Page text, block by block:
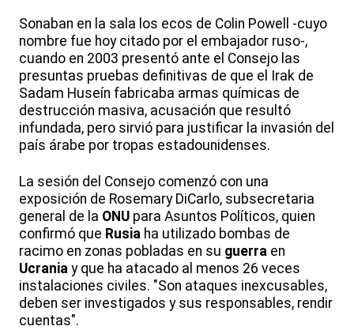
Sonaban en la sala los ecos de Colin Powell -cuyo
nombre fue hoy citado por el embajador ruso-,
cuando en 2003 presentó ante el Consejo las
presuntas pruebas definitivas de que el Irak de
Sadam Huseín fabricaba armas químicas de
destrucción masiva, acusación que resultó
infundada, pero sirvió para justificar la invasión del
país árabe por tropas estadounidenses.
La sesión del Consejo comenzó con una
exposición de Rosemary DiCarlo, subsecretaria
general de la ONU para Asuntos Políticos, quien
confirmó que Rusia ha utilizado bombas de
racimo en zonas pobladas en su guerra en
Ucrania y que ha atacado al menos 26 veces
instalaciones civiles. "Son ataques inexcusables,
deben ser investigados y sus responsables, rendir
cuentas".